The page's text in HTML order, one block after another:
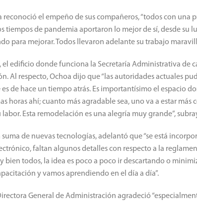
reconoció el empeño de sus compañeros, “todos con una
tiempos de pandemia aportaron lo mejor de sí, desde su
para mejorar. Todos llevaron adelante su trabajo
el edificio donde funciona la Secretaría Administrativa de
Al respecto, Ochoa dijo que “las autoridades actuales
es de hace un tiempo atrás. Es importantísimo el espacio
horas ahí; cuanto más agradable sea, uno va a estar
labor. Esta remodelación es una alegría muy grande”,
suma de nuevas tecnologías, adelantó que “se está
faltan algunos detalles con respecto a la
bien todos, la idea es poco a poco ir descartando o
y vamos aprendiendo en el día a día”.
General de Administración agradeció